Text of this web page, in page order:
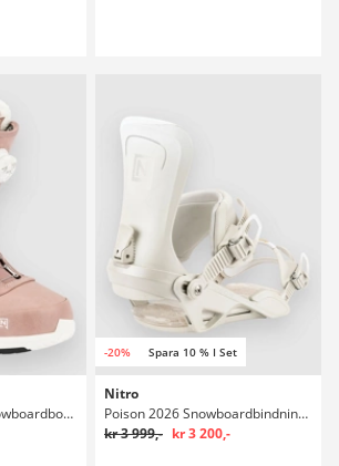
Crown BOA 2026 Snowboardboots
-20% Spara 10 % I Set
Nitro
Poison 2026 Snowboardbindningar
kr 3 999,- kr 3 200,-